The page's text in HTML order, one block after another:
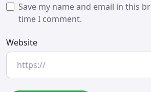
Save my name and email in this
time I comment.
Website